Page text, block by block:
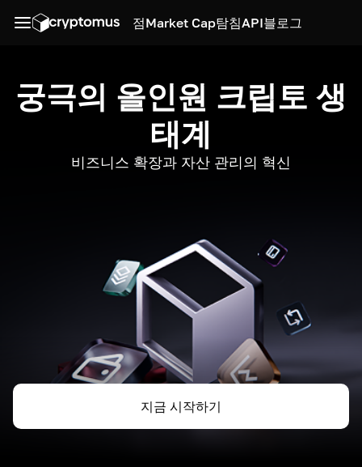
점Market Cap탐침API블로그
궁극의 올인원 크립토 생
태계
비즈니스 확장과 자산 관리의 혁신
지금 시작하기